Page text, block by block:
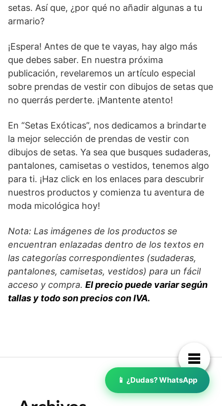
setas. Así que, ¿por qué no añadir algunas a tu
armario?
¡Espera! Antes de que te vayas, hay algo más
que debes saber. En nuestra próxima
publicación, revelaremos un artículo especial
sobre prendas de vestir con dibujos de setas que
no querrás perderte. ¡Mantente atento!
En “Setas Exóticas”, nos dedicamos a brindarte
la mejor selección de prendas de vestir con
dibujos de setas. Ya sea que busques sudaderas,
pantalones, camisetas o vestidos, tenemos algo
para ti. ¡Haz click en los enlaces para descubrir
nuestros productos y comienza tu aventura de
moda micológica hoy!
Nota: Las imágenes de los productos se
encuentran enlazadas dentro de los textos en
las categorías correspondientes (sudaderas,
pantalones, camisetas, vestidos) para un fácil
acceso y compra. El precio puede variar según
tallas y todo son precios con IVA.